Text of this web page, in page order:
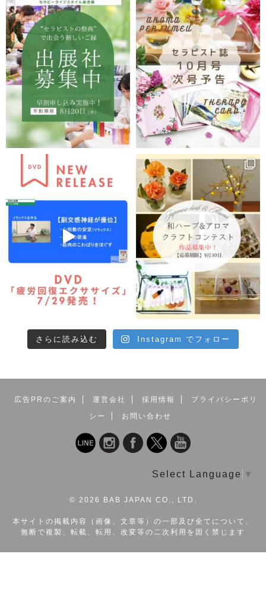
さらに読み込む Instagram でフォロー
広告PRのご案内 運営会社 採用情報
プライバシーポリ
シー
お問い合わせ
Select Language ▼
© 2026 BAB JAPAN CO., LTD.
本サイトの掲載内容（画像、文章等）の一部及び全てについて、
無断で複製、転載、転用、改変等の二次利用を固く禁じます